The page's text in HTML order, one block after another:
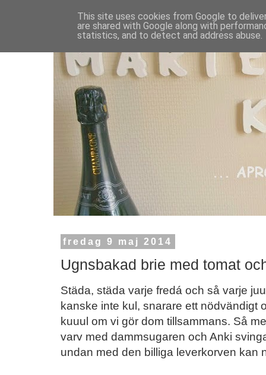
fredag 9 maj 2014
Ugnsbakad brie med tomat
Städa, städa varje fredá och så varje
kanske inte kul, snarare ett nödvändigt
kuuul om vi gör dom tillsammans. Så
varv med dammsugaren och Anki
undan med den billiga leverkorven kan
This site uses cookies from Google to
are shared with Google along with
statistics, and to detect and address abuse.